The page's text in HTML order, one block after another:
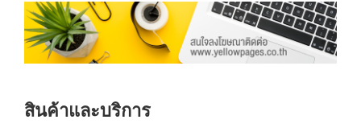
สินค้าและบริการ